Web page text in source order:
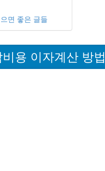
면 좋은 글들
비용 이자계산 방법